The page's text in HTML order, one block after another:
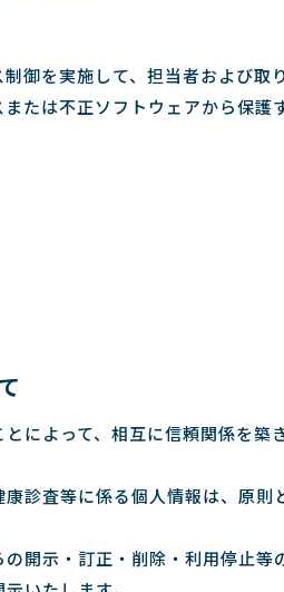
御を実施して、担当者および取
たは不正ソフトウェアから保護
によって、相互に信頼関係を築
診査等に係る個人情報は、原
開示・訂正・削除・利用停止